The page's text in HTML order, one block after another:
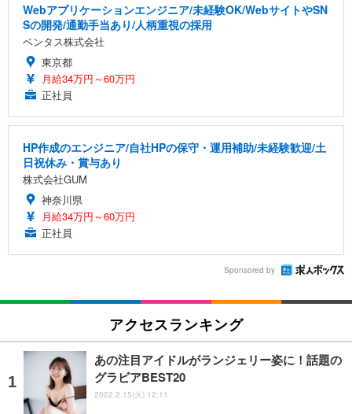
Webアプリケーションエンジニア/未経験OK/WebサイトやSN
Sの開発/通勤手当あり/人柄重視の採用
ベンタス株式会社
東京都
月給34万円～60万円
正社員
HP作成のエンジニア/自社HPの保守・運用補助/未経験歓迎/土
日祝休み・賞与あり
株式会社GUM
神奈川県
月給34万円～60万円
正社員
Sponsored by
アクセスランキング
あの注目アイドルがランジェリー姿に！話題の
グラビアBEST20
2022.2.15(火) 12:11